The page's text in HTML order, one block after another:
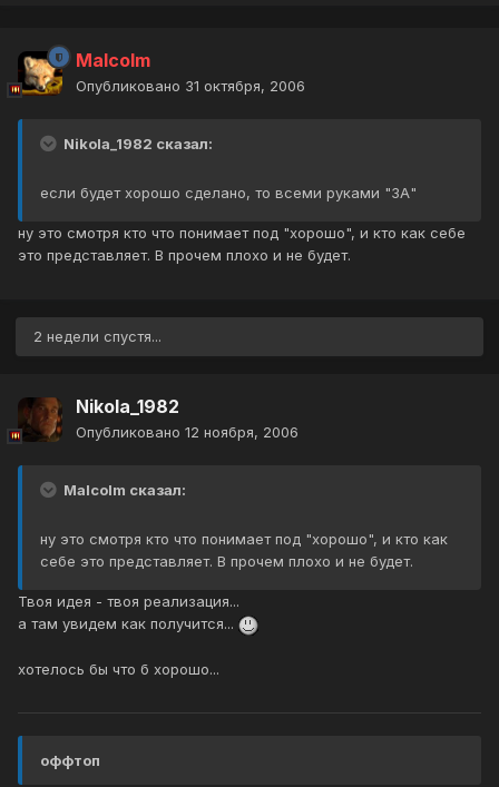
Malcolm
Опубликовано 31 октября, 2006
Nikola_1982 сказал:
если будет хорошо сделано, то всеми руками "ЗА"
ну это смотря кто что понимает под "хорошо", и кто как себе
это представляет. В прочем плохо и не будет.
2 недели спустя...
Nikola_1982
Опубликовано 12 ноября, 2006
Malcolm сказал:
ну это смотря кто что понимает под "хорошо", и кто как
себе это представляет. В прочем плохо и не будет.
Твоя идея - твоя реализация...
а там увидем как получится...
хотелось бы что б хорошо...
оффтоп